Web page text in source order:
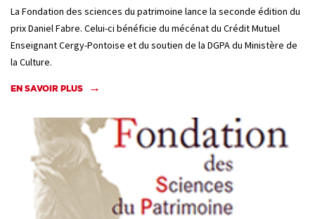
La Fondation des sciences du patrimoine lance la seconde édition du
prix Daniel Fabre. Celui-ci bénéficie du mécénat du Crédit Mutuel
Enseignant Cergy-Pontoise et du soutien de la DGPA du Ministère de
la Culture.
EN SAVOIR PLUS